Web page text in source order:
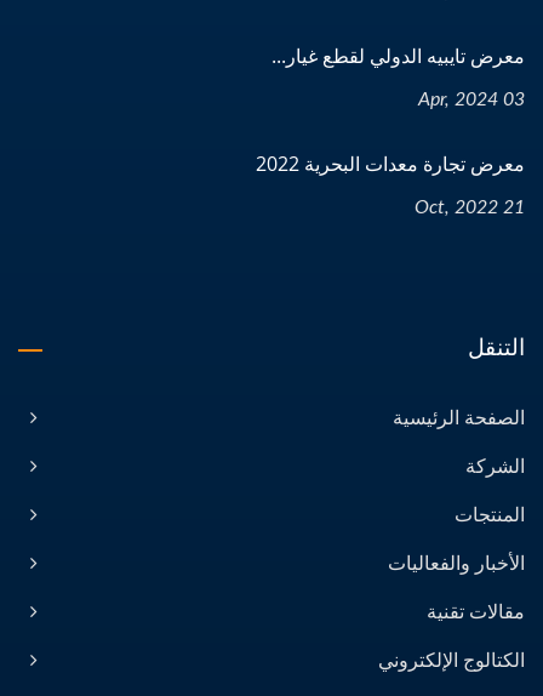
معرض تايبيه الدولي لقطع غيار...
03 Apr, 2024
معرض تجارة معدات البحرية 2022
21 Oct, 2022
التنقل
الصفحة الرئيسية
الشركة
المنتجات
الأخبار والفعاليات
مقالات تقنية
الكتالوج الإلكتروني